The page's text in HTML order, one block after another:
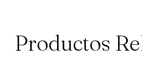
Productos